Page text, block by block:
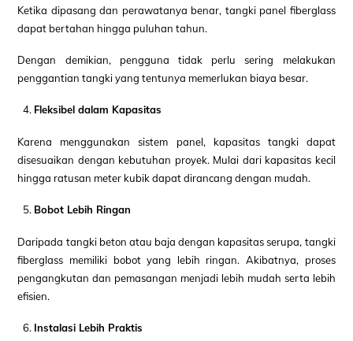
Ketika dipasang dan perawatanya benar, tangki panel fiberglass
dapat bertahan hingga puluhan tahun.
Dengan demikian, pengguna tidak perlu sering melakukan
penggantian tangki yang tentunya memerlukan biaya besar.
Fleksibel dalam Kapasitas
Karena menggunakan sistem panel, kapasitas tangki dapat
disesuaikan dengan kebutuhan proyek. Mulai dari kapasitas kecil
hingga ratusan meter kubik dapat dirancang dengan mudah.
Bobot Lebih Ringan
Daripada tangki beton atau baja dengan kapasitas serupa, tangki
fiberglass memiliki bobot yang lebih ringan. Akibatnya, proses
pengangkutan dan pemasangan menjadi lebih mudah serta lebih
efisien.
Instalasi Lebih Praktis